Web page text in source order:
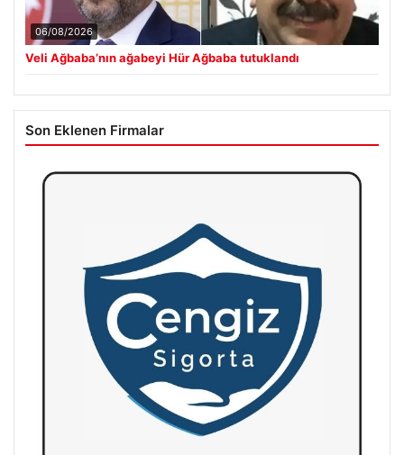
06/08/2026
Veli Ağbaba’nın ağabeyi Hür Ağbaba tutuklandı
Son Eklenen Firmalar